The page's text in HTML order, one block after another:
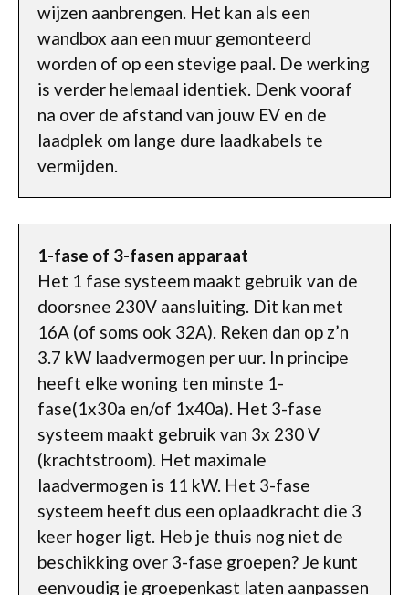
wijzen aanbrengen. Het kan als een
wandbox aan een muur gemonteerd
worden of op een stevige paal. De werking
is verder helemaal identiek. Denk vooraf
na over de afstand van jouw EV en de
laadplek om lange dure laadkabels te
vermijden.
1-fase of 3-fasen apparaat
Het 1 fase systeem maakt gebruik van de
doorsnee 230V aansluiting. Dit kan met
16A (of soms ook 32A). Reken dan op z’n
3.7 kW laadvermogen per uur. In principe
heeft elke woning ten minste 1-
fase(1x30a en/of 1x40a). Het 3-fase
systeem maakt gebruik van 3x 230 V
(krachtstroom). Het maximale
laadvermogen is 11 kW. Het 3-fase
systeem heeft dus een oplaadkracht die 3
keer hoger ligt. Heb je thuis nog niet de
beschikking over 3-fase groepen? Je kunt
eenvoudig je groepenkast laten aanpassen